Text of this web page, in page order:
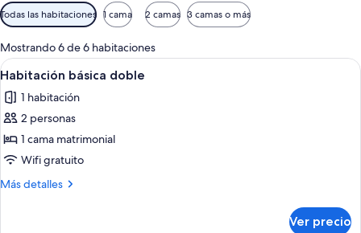
Filtros
disponibles
para
las
habitaciones
Todas las habitaciones 1 cama 2 camas 3 camas o más
Mostrando 6 de 6 habitaciones
Abrir
todas
las
fotos
de
Habitación
básica
Una cama bien hecha con una
5
Habitación básica doble
1 habitación
2 personas
1 cama matrimonial
Wifi gratuito
Más detalles
Más
Ver precio